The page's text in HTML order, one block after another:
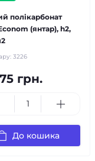
полікарбонат
(янтар), h2,
3226
грн.
До кошика